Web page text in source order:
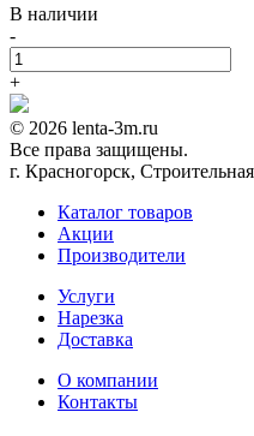
В наличии
-
+
© 2026 lenta-3m.ru
Все права защищены.
г. Красногорск,
Каталог товаров
Акции
Производители
Услуги
Нарезка
Доставка
О компании
Контакты